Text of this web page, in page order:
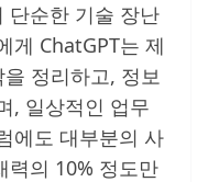
단순한 기술 장난
게 ChatGPT는 제
정리하고, 정보
, 일상적인 업무
에도 대부분의 사
력의 10% 정도만